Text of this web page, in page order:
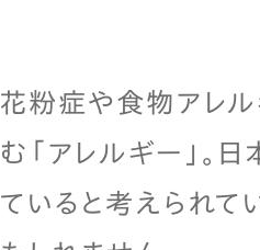
花粉症や食物アレル
む「アレルギー」。
ていると考えられて